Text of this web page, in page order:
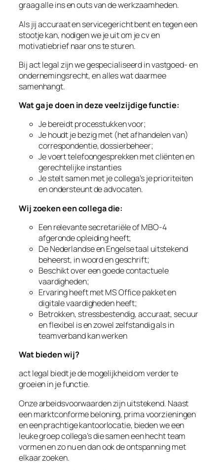
graag alle ins en outs van de werkzaamheden.
Als jij accuraat en servicegericht bent en tegen een
stootje kan, nodigen we je uit om je cv en
motivatiebrief naar ons te sturen.
Bij act legal zijn we gespecialiseerd in vastgoed- en
ondernemingsrecht, en alles wat daarmee
samenhangt.
Wat ga je doen in deze veelzijdige functie:
Je bereidt processtukken voor;
Je houdt je bezig met (het afhandelen van)
correspondentie, dossierbeheer;
Je voert telefoongesprekken met cliënten en
gerechtelijke instanties
Je stelt samen met je collega’s je prioriteiten
en ondersteunt de advocaten.
Wij zoeken een collega die:
Een relevante secretariële of MBO-4
afgeronde opleiding heeft;
De Nederlandse en Engelse taal uitstekend
beheerst, in woord en geschrift;
Beschikt over een goede contactuele
vaardigheden;
Ervaring heeft met MS Office pakket en
digitale vaardigheden heeft;
Betrokken, stressbestendig, accuraat, secuur
en flexibel is en zowel zelfstandig als in
teamverband kan werken
Wat bieden wij?
act legal biedt je de mogelijkheid om verder te
groeien in je functie.
Onze arbeidsvoorwaarden zijn uitstekend. Naast
een marktconforme beloning, prima voorzieningen
en een prachtige kantoorlocatie, bieden we een
leuke groep collega’s die samen een hecht team
vormen en zo nu en dan ook de ontspanning met
elkaar zoeken.